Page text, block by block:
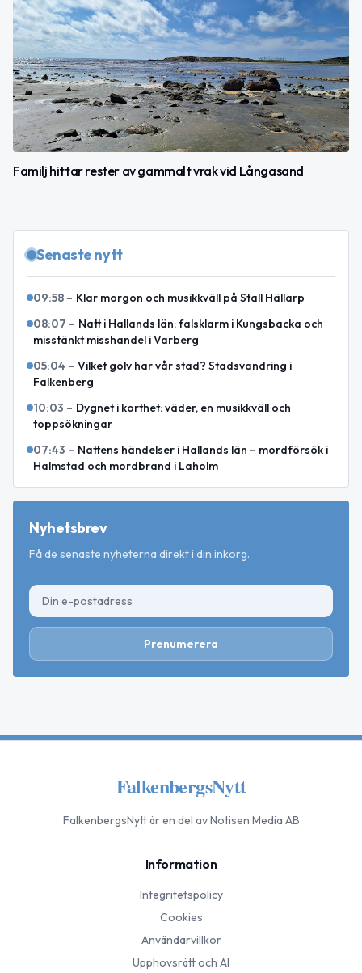
Familj hittar rester av gammalt vrak vid Långasand
Senaste nytt
09:58 – Klar morgon och musikkväll på Stall Hällarp
08:07 – Natt i Hallands län: falsklarm i Kungsbacka och
misstänkt misshandel i Varberg
05:04 – Vilket golv har vår stad? Stadsvandring i
Falkenberg
10:03 – Dygnet i korthet: väder, en musikkväll och
toppsökningar
07:43 – Nattens händelser i Hallands län – mordförsök i
Halmstad och mordbrand i Laholm
Nyhetsbrev
Få de senaste nyheterna direkt i din inkorg.
Prenumerera
FalkenbergsNytt
FalkenbergsNyttär en del av Notisen Media AB
Information
Integritetspolicy
Cookies
Användarvillkor
Upphovsrätt och AI